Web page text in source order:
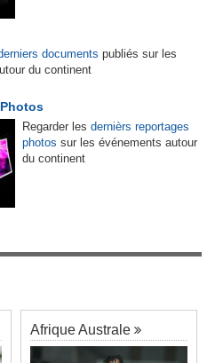
documents publiés sur les
du continent
Regarder les dernièrs reportages
photos sur les événements autour
du continent
Afrique Australe